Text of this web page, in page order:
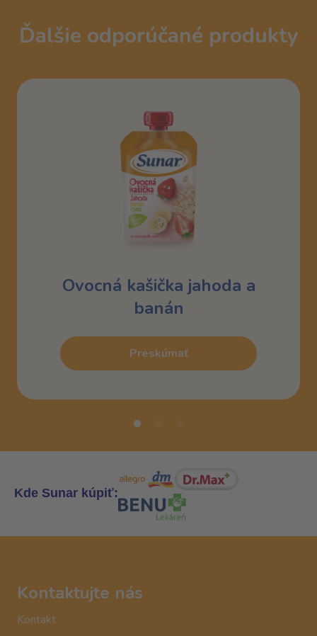
Ďalšie odporúčané produkty
Ovocná kašička jahoda a
banán
Preskúmať
Kde Sunar kúpiť:
Kontaktujte nás
Kontakt